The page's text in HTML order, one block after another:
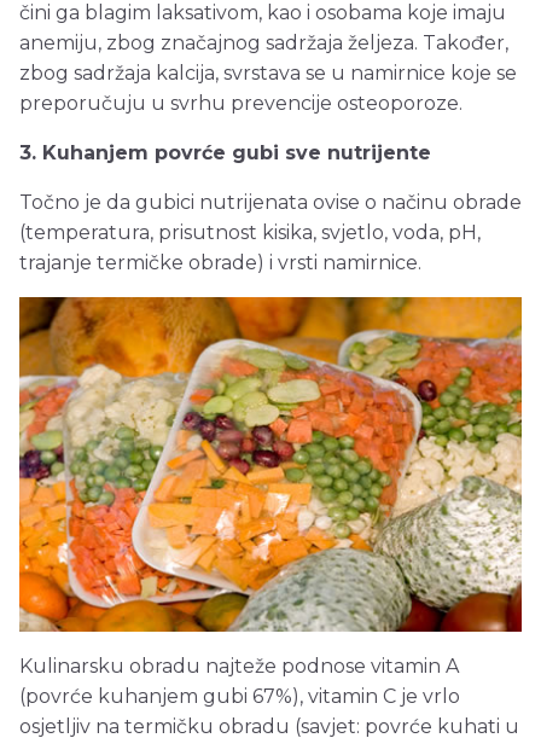
čini ga blagim laksativom, kao i osobama koje imaju
anemiju, zbog značajnog sadržaja željeza. Također,
zbog sadržaja kalcija, svrstava se u namirnice koje se
preporučuju u svrhu prevencije osteoporoze.
3. Kuhanjem povrće gubi sve nutrijente
Točno je da gubici nutrijenata ovise o načinu obrade
(temperatura, prisutnost kisika, svjetlo, voda, pH,
trajanje termičke obrade) i vrsti namirnice.
Kulinarsku obradu najteže podnose vitamin A
(povrće kuhanjem gubi 67%), vitamin C je vrlo
osjetljiv na termičku obradu (savjet: povrće kuhati u